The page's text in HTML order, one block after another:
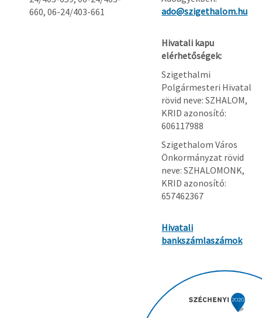
660, 06-24/403-661
ado@szigethalom.hu
Hivatali kapu
elérhetőségek:
Szigethalmi
Polgármesteri Hivatal
rövid neve: SZHALOM,
KRID azonosító:
606117988
Szigethalom Város
Önkormányzat rövid
neve: SZHALOMONK,
KRID azonosító:
657462367
Hivatali
bankszámlaszámok